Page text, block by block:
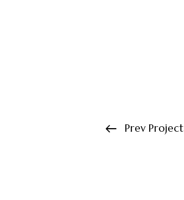
Prev Project